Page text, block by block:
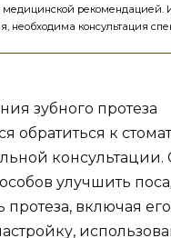
медицинской рекомендацией.
необходима консультация
зубного протеза
обратиться к
консультации.
улучшить
протеза, включая его